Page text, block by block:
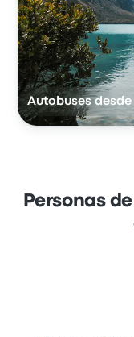
Autobuses
Personas